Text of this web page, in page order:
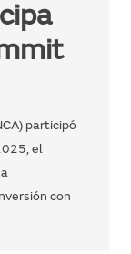
participó
el
con